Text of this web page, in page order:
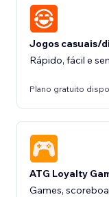
Jogos casuais/
Rápido, fácil e
Plano gratuito
ATG Loyalty
Games,